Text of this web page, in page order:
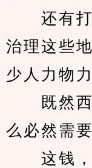
还有打
治理这些
少人力物
既然西
么必然需
这钱，